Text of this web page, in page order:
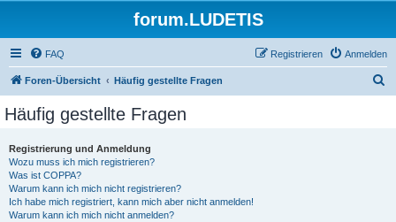
forum.LUDETIS
FAQ Anmelden
Registrieren
Foren-Übersicht Häufig gestellte Fragen
Häufig gestellte Fragen
Registrierung und Anmeldung
Wozu muss ich mich registrieren?
Was ist COPPA?
Warum kann ich mich nicht registrieren?
Ich habe mich registriert, kann mich aber nicht anmelden!
Warum kann ich mich nicht anmelden?